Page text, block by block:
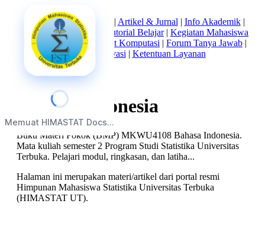
Memuat HIMASTAT Docs...
Beranda|Tentang Kami | Artikel & Jurnal | Info Akademik|
Mata Kuliah Statistika
Tutorial Belajar| Kegiatan Mahasiswa
Struktur Himpunan Alat Komputasi | Forum Tanya Jawab |
Kebijakan Privasi | Ketentuan Layanan
Bahasa Indonesia
Buku Materi Pokok (BMP) MKWU4108 Bahasa Indonesia.
Mata kuliah semester 2 Program Studi Statistika Universitas
Terbuka. Pelajari modul, ringkasan, dan latiha...
Halaman ini merupakan materi/artikel dari portal resmi
Himpunan Mahasiswa Statistika Universitas Terbuka
(HIMASTAT UT).